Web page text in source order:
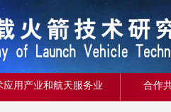
应用产业和航天服务业 合作